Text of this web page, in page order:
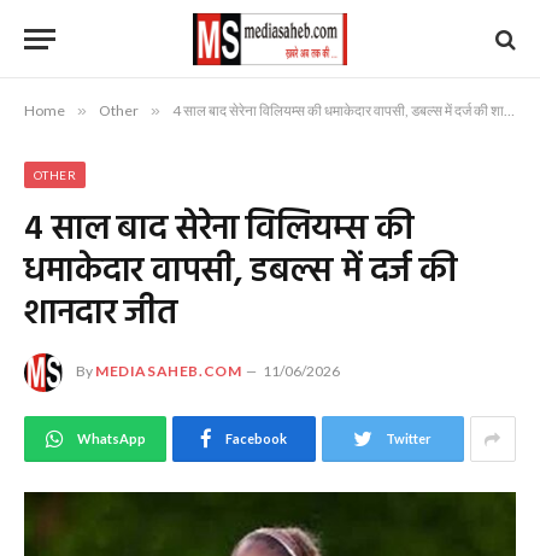
Home » Other » 4 साल बाद सेरेना विलियम्स की धमाकेदार वापसी, डबल्स में दर्ज की शानदार जीत
OTHER
4 साल बाद सेरेना विलियम्स की
धमाकेदार वापसी, डबल्स में दर्ज की
शानदार जीत
By MEDIASAHEB.COM 11/06/2026
WhatsApp Facebook Twitter